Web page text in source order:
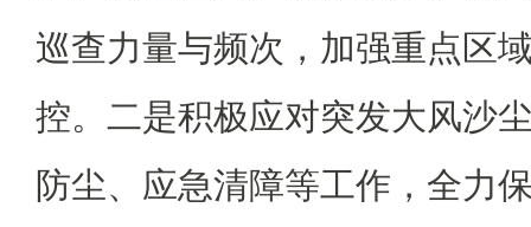
巡查力量与频次，加强重点区
控。二是积极应对突发大风沙
防尘、应急清障等工作，全力